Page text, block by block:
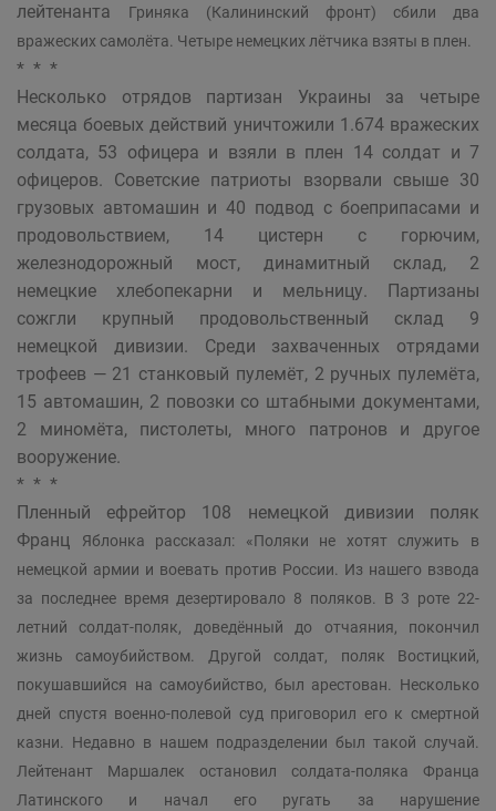
лейтенанта
Гриняка (Калининский фронт) сбили два
вражеских самолёта. Четыре немецких лётчика взяты в плен.
* * *
Несколько отрядов партизан Украины за четыре
месяца боевых действий уничтожили 1.674 вражеских
солдата, 53 офицера и взяли в плен 14 солдат и 7
офицеров. Советские патриоты взорвали свыше 30
грузовых автомашин и 40 подвод с боеприпасами и
продовольствием, 14 цистерн с горючим,
железнодорожный мост, динамитный склад, 2
немецкие хлебопекарни и мельницу. Партизаны
сожгли крупный продовольственный склад 9
немецкой дивизии. Среди захваченных отрядами
трофеев — 21 станковый пулемёт, 2 ручных пулемёта,
15 автомашин, 2 повозки со штабными документами,
2 миномёта, пистолеты, много патронов и другое
вооружение.
* * *
Пленный ефрейтор 108 немецкой дивизии поляк
Франц
Яблонка рассказал: «Поляки не хотят служить в
немецкой армии и воевать против России. Из нашего взвода
за последнее время дезертировало 8 поляков. В 3 роте 22-
летний солдат-поляк, доведённый до отчаяния, покончил
жизнь самоубийством. Другой солдат, поляк Востицкий,
покушавшийся на самоубийство, был арестован. Несколько
дней спустя военно-полевой суд приговорил его к смертной
казни. Недавно в нашем подразделении был такой случай.
Лейтенант Маршалек остановил солдата-поляка Франца
Латинского и начал его ругать за нарушение